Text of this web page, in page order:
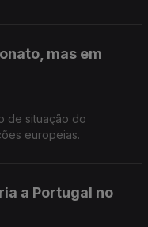
mas em
de situação do
europeias.
a Portugal no